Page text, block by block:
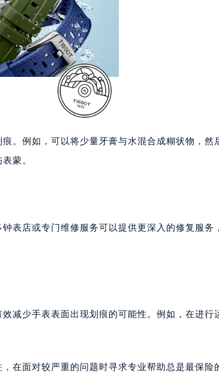
)18层09室（需提前预约）
楼14D（需提前预约）
06室（需提前预约）
层07室（需提前预约）
6楼10室（需提前预约）
室（需提前预约）
层1002室（需提前预约）
象城写字楼（鄂尔多斯大厦）23层2326室（需提
21层2102室（需提前预约）
需提前预约）
提前预约）
心（需提前预约）
（需提前预约）
需提前预约）
。例如，可以将少量牙膏与水混合成糊状物，然
蒙。
表店或专门维修服务可以提供更深入的修复服务
减少手表表面出现划痕的可能性。例如，在进行
在面对较严重的问题时寻求专业帮助总是最保险